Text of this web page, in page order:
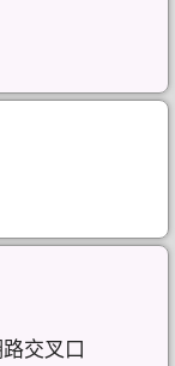
交叉口